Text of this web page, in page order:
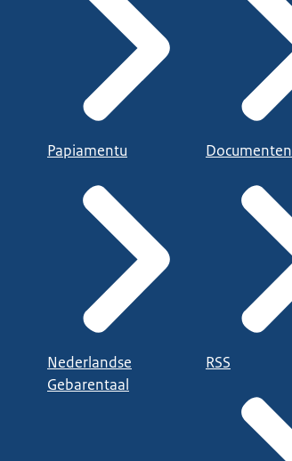
Papiamentu
Nederlandse
Gebarentaal
Documenten
RSS